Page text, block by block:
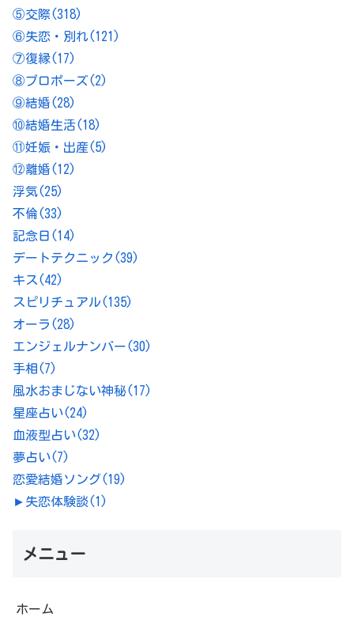
⑤交際(318)
⑥失恋・別れ(121)
⑦復縁(17)
⑧プロポーズ(2)
⑨結婚(28)
⑩結婚生活(18)
⑪妊娠・出産(5)
⑫離婚(12)
浮気(25)
不倫(33)
記念日 (14)
デートテクニック (39)
キス (42)
スピリチュアル(135)
オーラ (28)
エンジェルナンバー(30)
手相 (7)
風水おまじない神秘(17)
星座占い(24)
血液型占い(32)
夢占い(7)
恋愛結婚ソング(19)
► 失恋体験談(1)
メニュー
ホーム